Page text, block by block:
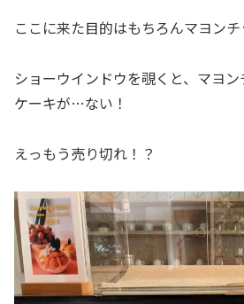
ここに来た目的はもちろんマヨンチ
ショーウインドウを覗くと、マヨ
ケーキが…ない！
えっもう売り切れ！？